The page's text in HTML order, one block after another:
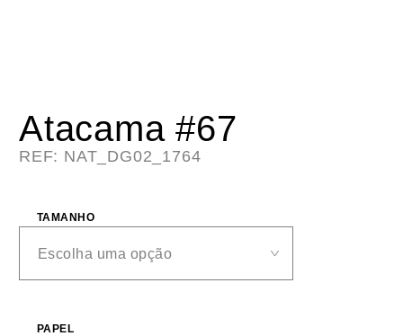
Atacama #67
REF: NAT_DG02_1764
TAMANHO
PAPEL